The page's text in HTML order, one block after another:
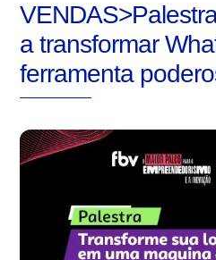
a transformar
ferramenta